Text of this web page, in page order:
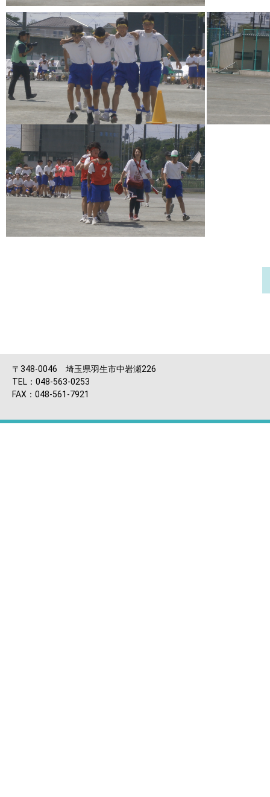
〒348-0046 埼玉県羽生市中岩瀬226
TEL：048-563-0253
FAX：048-561-7921